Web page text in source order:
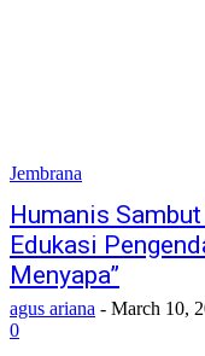
Jembrana
Humanis
Edukasi
Menyapa”
agus ariana - March 10,
0